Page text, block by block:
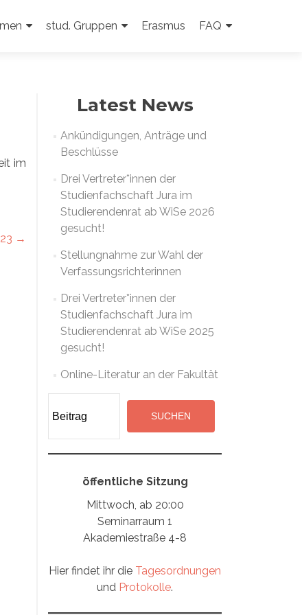
stud. Gruppen Erasmus FAQ
im
→
Latest News
Ankündigungen, Anträge und
Beschlüsse
Drei Vertreter*innen der
Studienfachschaft Jura im
Studierendenrat ab WiSe 2026
gesucht!
Stellungnahme zur Wahl der
Verfassungsrichterinnen
Drei Vertreter*innen der
Studienfachschaft Jura im
Studierendenrat ab WiSe 2025
gesucht!
Online-Literatur an der Fakultät
Suchen
SUCHEN
öffentliche Sitzung
Mittwoch, ab 20:00
Seminarraum 1
Akademiestraße 4-8
Hier findet ihr die Tagesordnungen
und Protokolle.